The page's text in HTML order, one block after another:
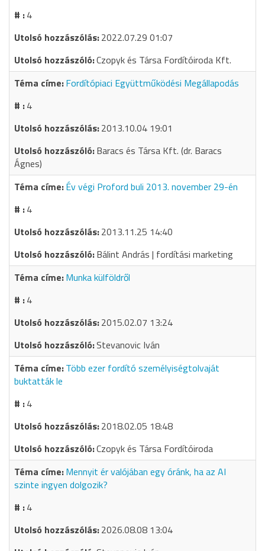
4
2022.07.29 01:07
Czopyk és Társa Fordítóiroda Kft.
Fordítópiaci Együttműködési Megállapodás
4
2013.10.04 19:01
Baracs és Társa Kft. (dr. Baracs
Ágnes)
Év végi Proford buli 2013. november 29-én
4
2013.11.25 14:40
Bálint András | fordítási marketing
Munka külföldről
4
2015.02.07 13:24
Stevanovic Iván
Több ezer fordító személyiségtolvaját
buktatták le
4
2018.02.05 18:48
Czopyk és Társa Fordítóiroda
Mennyit ér valójában egy óránk, ha az AI
szinte ingyen dolgozik?
4
2026.08.08 13:04